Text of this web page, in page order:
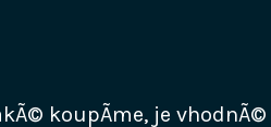
koupÃ­me, je vhodnÃ©